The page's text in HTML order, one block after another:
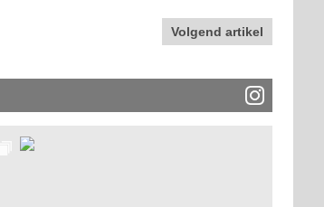
Volgend artikel